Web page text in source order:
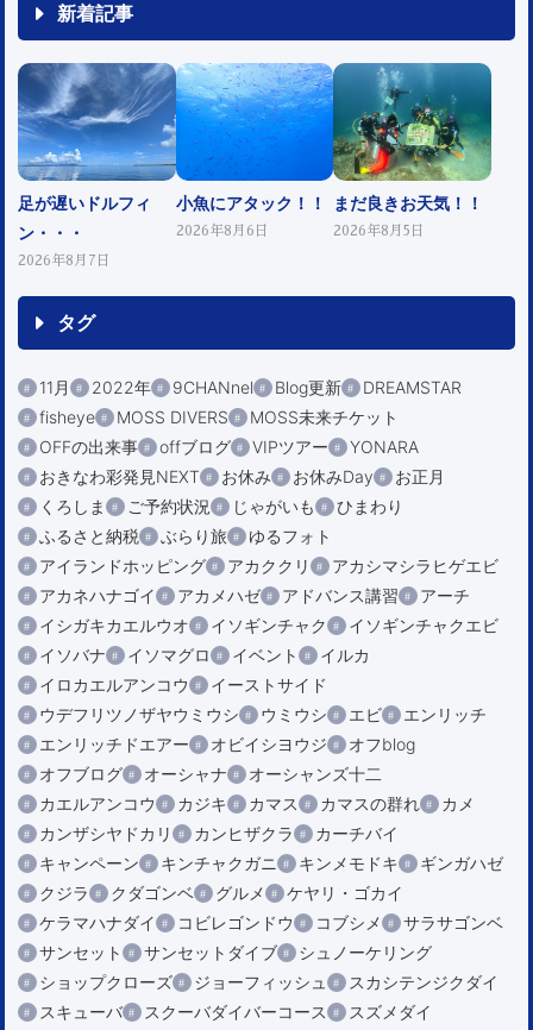
新着記事
足が遅いドルフィ
ン・・・
2026年8月7日
小魚にアタック！！
2026年8月6日
まだ良きお天気！！
2026年8月5日
タグ
11月 2022年 9CHANnel Blog更新
DREAMSTAR
fisheye
MOSS DIVERS
MOSS未来チケット
OFFの出来事
offブログ VIPツアー
YONARA
おきなわ彩発見NEXT
お休み お休みDay
お正月
くろしま
ご予約状況 じゃがいも
ひまわり
ふるさと納税
ぶらり旅
ゆるフォト
アイランドホッピング
アカククリ
アカシマシラヒゲエビ
アカネハナゴイ
アカメハゼ アドバンス講習
アーチ
イシガキカエルウオ
イソギンチャク
イソギンチャクエビ
イソバナ
イソマグロ イベント
イルカ
イロカエルアンコウ
イーストサイド
ウデフリツノザヤウミウシ
ウミウシ エビ
エンリッチ
エンリッチドエアー
オビイシヨウジ
オフblog
オフブログ
オーシャナ
オーシャンズ十二
カエルアンコウ
カジキ カマス カマスの群れ
カメ
カンザシヤドカリ
カンヒザクラ
カーチバイ
キャンペーン
キンチャクガニ キンメモドキ
ギンガハゼ
クジラ
クダゴンベ グルメ
ケヤリ・ゴカイ
ケラマハナダイ
コビレゴンドウ コブシメ
サラサゴンベ
サンセット
サンセットダイブ
シュノーケリング
ショップクローズ
ジョーフィッシュ
スカシテンジクダイ
スキューバ
スクーバダイバーコース スズメダイ